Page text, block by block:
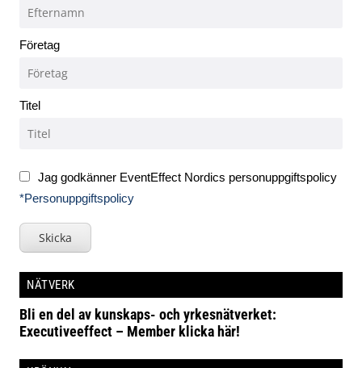
Företag
Titel
Jag godkänner EventEffect Nordics personuppgiftspolicy
*Personuppgiftspolicy
Skicka
NÄTVERK
Bli en del av kunskaps- och yrkesnätverket:
Executiveeffect – Member klicka här!